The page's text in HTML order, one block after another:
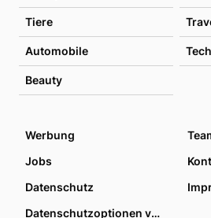
Tiere
Automobile
Beauty
Werbung
Jobs
Datenschutz
Datenschutzoptionen verwalten